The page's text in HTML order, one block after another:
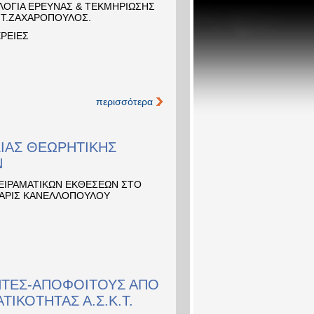
ΕΡΕΥΝΑΣ & ΤΕΚΜΗΡΙΩΣΗΣ
περισσότερα
ΘΕΩΡΗΤΙΚΗΣ
ΕΚΘΕΣΕΩΝ ΣΤΟ
ΚΑΝΕΛΛΟΠΟΥΛΟΥ
ΑΠΟΦΟΙΤΟΥΣ ΑΠΟ
Α.Σ.Κ.Τ.